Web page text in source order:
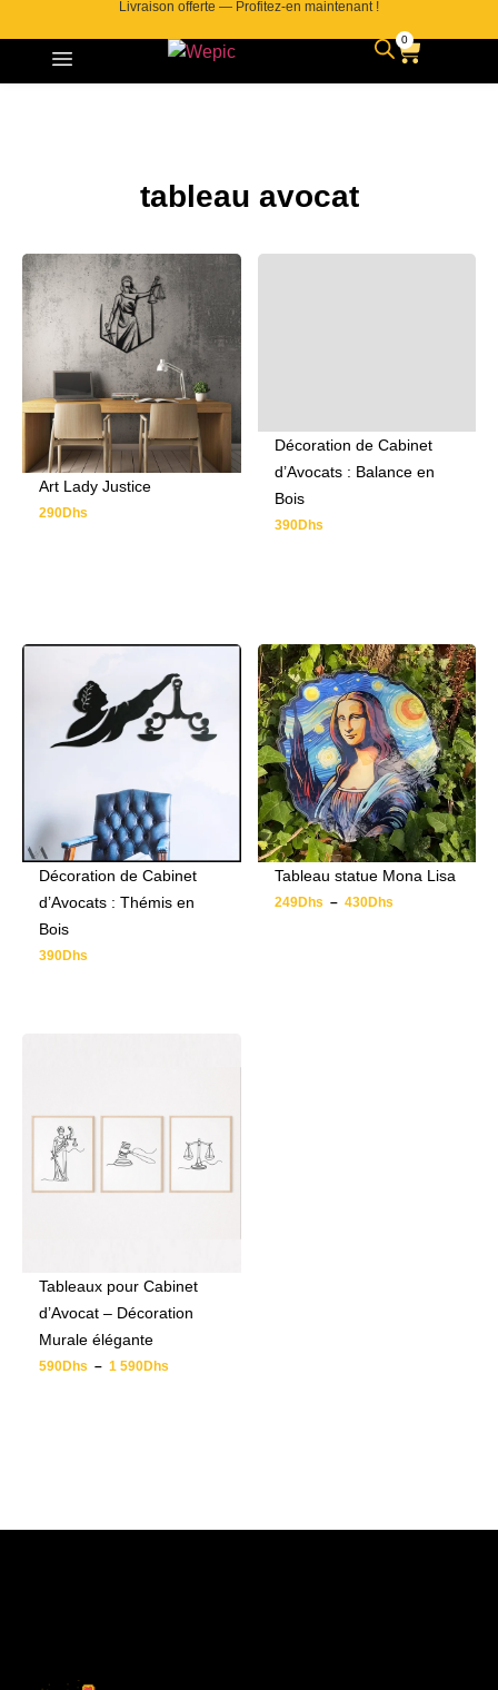
Livraison offerte — Profitez-en maintenant !
0
tableau avocat
Art Lady Justice
290Dhs
Décoration de Cabinet
d’Avocats : Balance en
Bois
390Dhs
Décoration de Cabinet
d’Avocats : Thémis en
Bois
390Dhs
Tableau statue Mona Lisa
249Dhs – 430Dhs
Tableaux pour Cabinet
d’Avocat – Décoration
Murale élégante
590Dhs – 1 590Dhs